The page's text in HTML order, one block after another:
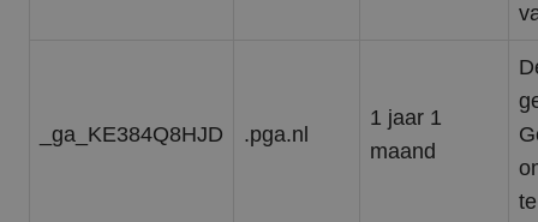
_ga_KE384Q8HJD .pga.nl
1 jaar 1
maand